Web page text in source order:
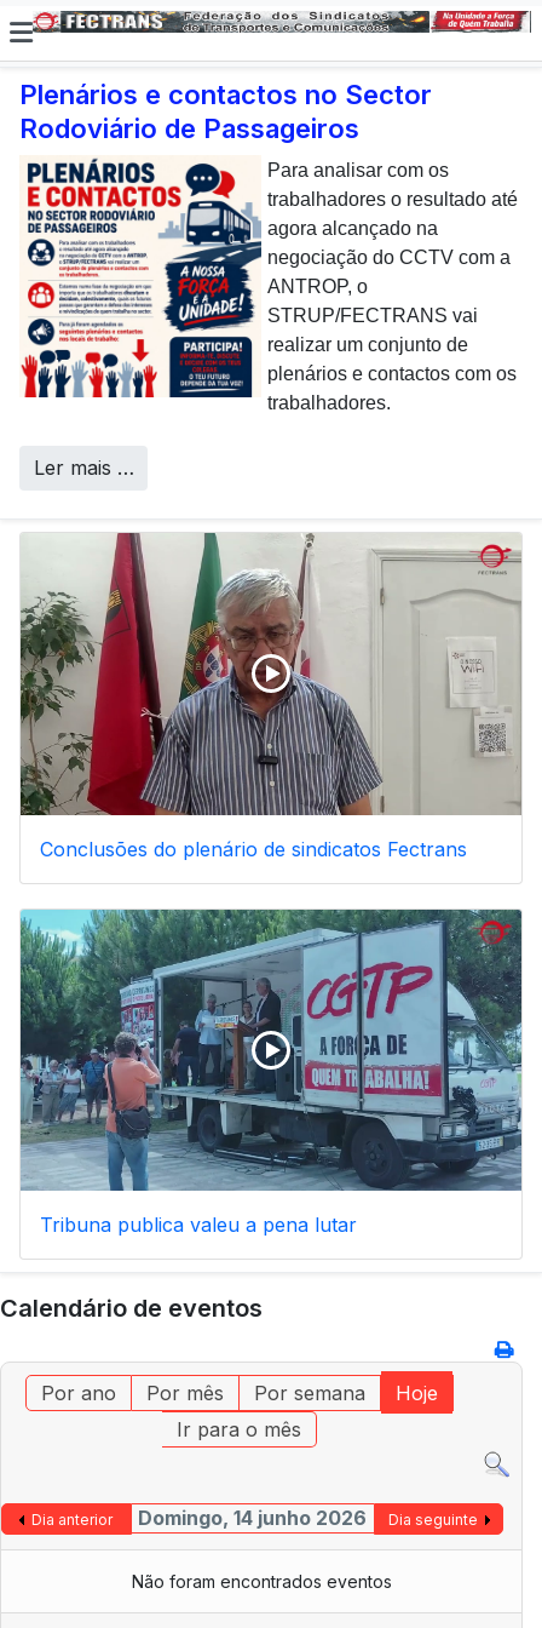
Plenários e contactos no Sector
Rodoviário de Passageiros
Para analisar com os
trabalhadores o resultado até
agora alcançado na
negociação do CCTV com a
ANTROP, o
STRUP/FECTRANS vai
realizar um conjunto de
plenários e contactos com os
trabalhadores.
Ler mais …
E não posso […] deixar de
dar uma nota de
agradecimento aos
colaboradores da CP que,
todos os dias, enfrentam com
sucesso os desafios
operacionais de manutenção
inerentes a uma frota tão
envelhecida.
Call Centers
Conclusões do plenário de sindicatos Fectrans
Tribuna publica valeu a pena lutar
Calendário de eventos
Por ano Por mês Por semana
Hoje
Ir para o mês
Dia anterior Domingo, 14 junho 2026 Dia seguinte
Não foram encontrados eventos